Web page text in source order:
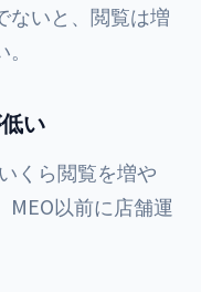
ないと、閲覧は増
い
くら閲覧を増や
MEO以前に店舗運